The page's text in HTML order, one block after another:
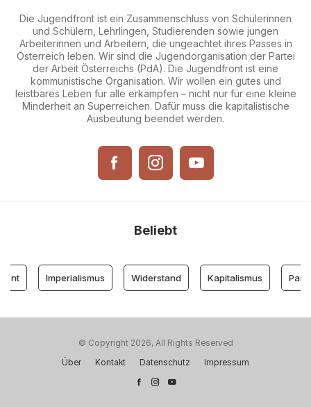
Die Jugendfront ist ein Zusammenschluss von Schülerinnen
und Schülern, Lehrlingen, Studierenden sowie jungen
Arbeiterinnen und Arbeitern, die ungeachtet ihres Passes in
Österreich leben. Wir sind die Jugendorganisation der Partei
der Arbeit Österreichs (PdA). Die Jugendfront ist eine
kommunistische Organisation. Wir wollen ein gutes und
leistbares Leben für alle erkämpfen – nicht nur für eine kleine
Minderheit an Superreichen. Dafür muss die kapitalistische
Ausbeutung beendet werden.
Beliebt
Imperialismus Widerstand Kapitalismus
© Copyright 2026, All Rights Reserved
Über
Kontakt Datenschutz Impressum